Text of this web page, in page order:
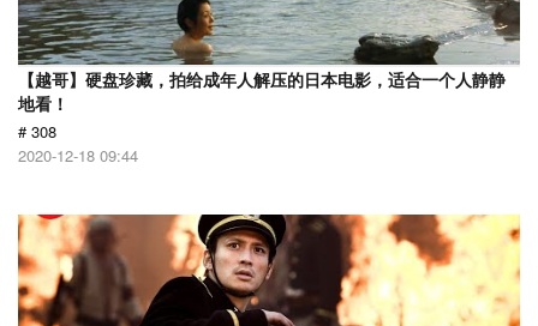
【越哥】硬盘珍藏，拍给成年人解压的日本电影，适合一个人静静
地看！
# 308
2020-12-18 09:44